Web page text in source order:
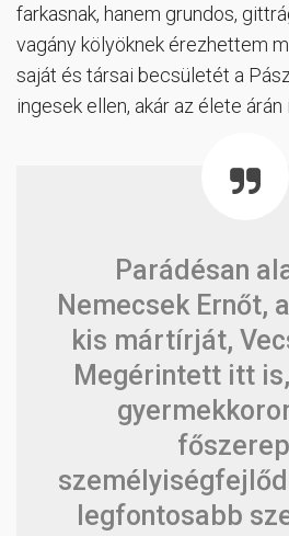
farkasnak, hanem grundos,
vagány kölyöknek érezhettem
saját és társai becsületét a
ingesek ellen, akár az élete árán
Parádésan
Nemecsek Ernőt,
kis mártírját,
Megérintett itt
legfontosabb